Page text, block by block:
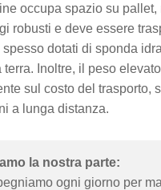
occupa spazio su pallet,
robusti e deve essere
dotati di sponda
terra. Inoltre, il peso
sul costo del trasporto,
a lunga distanza.
la nostra parte:
ogni giorno per